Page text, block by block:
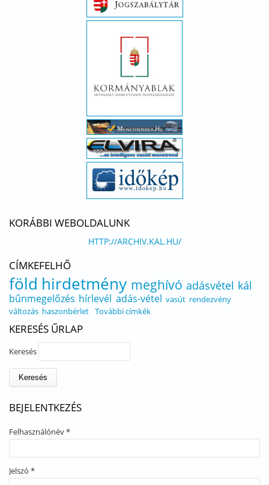
KORÁBBI WEBOLDALUNK
HTTP://ARCHIV.KAL.HU/
CÍMKEFELHŐ
föld hirdetmény meghívó adásvétel kál
bűnmegelőzés hírlevél adás-vétel vasút rendezvény
változás haszonbérlet További címkék
KERESÉS ŰRLAP
Keresés
BEJELENTKEZÉS
Felhasználónév*
Jelszó *